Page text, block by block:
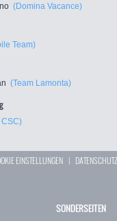
(Domina Vacance)
Team)
(Team Lamonta)
CSC)
EINSTELLUNGEN | DATENSCHUTZ
SONDERSEITEN